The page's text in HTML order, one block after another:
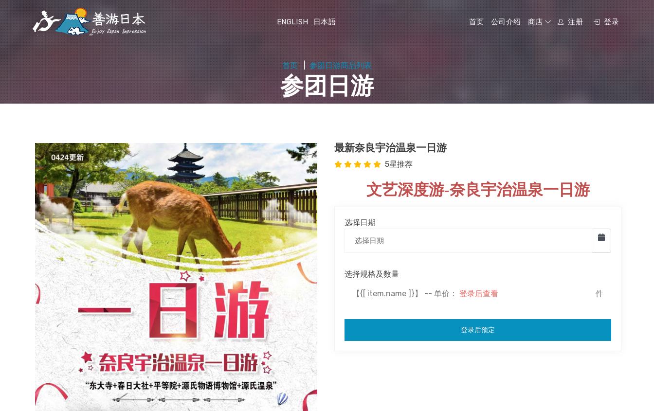
ENGLISH 日本語 首页 公司介绍 商店 注册 登录
首页 参团日游商品列表
参团日游
最新奈良宇治温泉一日游
5星推荐
文艺深度游-奈良宇治温泉一日游
选择日期
选择规格及数量
【{[ item.name ]}】 -- 单价： 登录后查看 件
登录后预定